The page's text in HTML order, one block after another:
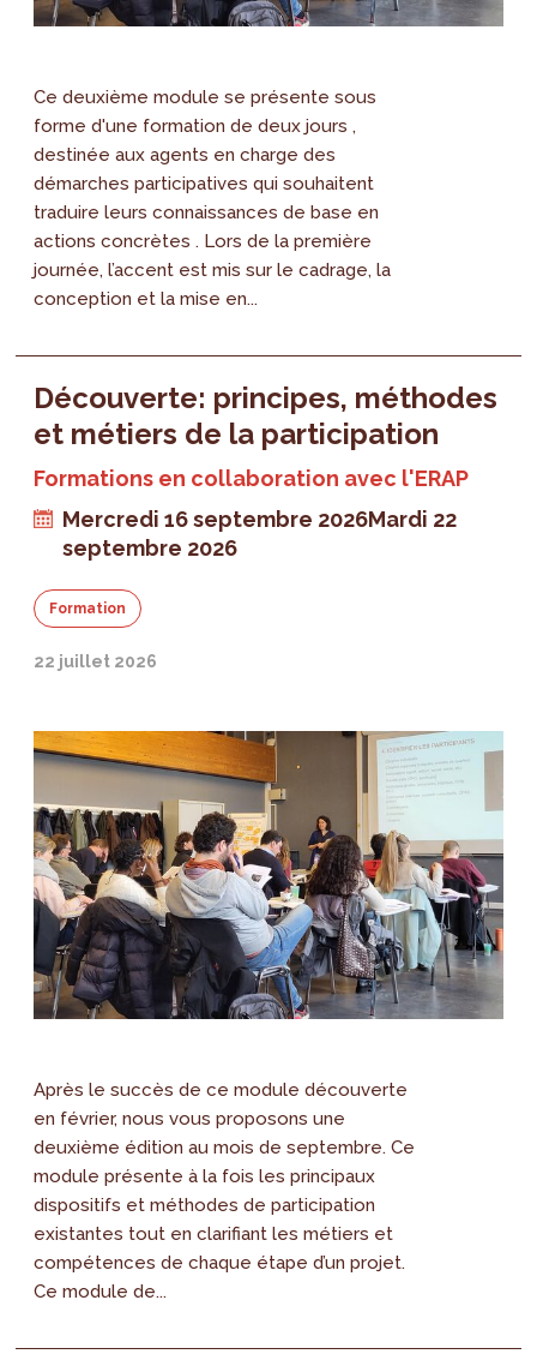
Ce deuxième module se présente sous
forme d'une formation de deux jours ,
destinée aux agents en charge des
démarches participatives qui souhaitent
traduire leurs connaissances de base en
actions concrètes . Lors de la première
journée, l’accent est mis sur le cadrage, la
conception et la mise en...
Découverte: principes, méthodes
et métiers de la participation
Formations en collaboration avec l'ERAP
Mercredi 16 septembre 2026Mardi 22
septembre 2026
Formation
22 juillet 2026
Après le succès de ce module découverte
en février, nous vous proposons une
deuxième édition au mois de septembre. Ce
module présente à la fois les principaux
dispositifs et méthodes de participation
existantes tout en clarifiant les métiers et
compétences de chaque étape d’un projet.
Ce module de...